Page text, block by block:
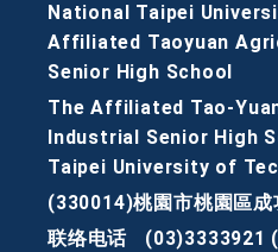
National Taipei
Affiliated Taoyuan
Senior High School
The Affiliated Tao-
Industrial Senior High
Taipei University of
(330014)桃園市桃園區
联络电话
(03)3333921